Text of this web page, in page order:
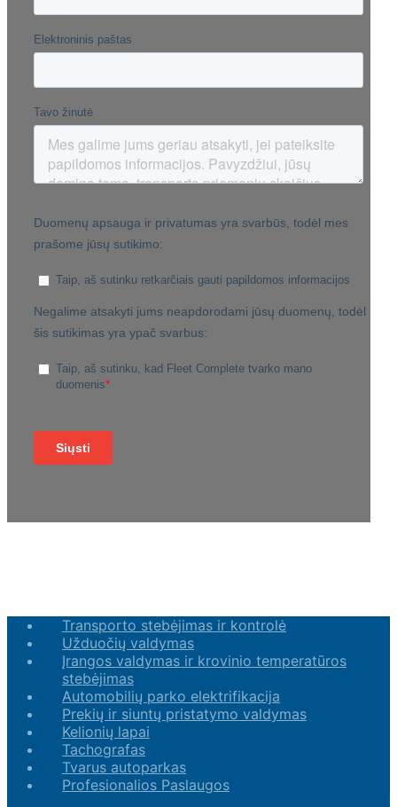
Transporto stebėjimas ir kontrolė
Užduočių valdymas
Įrangos valdymas ir krovinio temperatūros
stebėjimas
Automobilių parko elektrifikacija
Prekių ir siuntų pristatymo valdymas
Kelionių lapai
Tachografas
Tvarus autoparkas
Profesionalios Paslaugos